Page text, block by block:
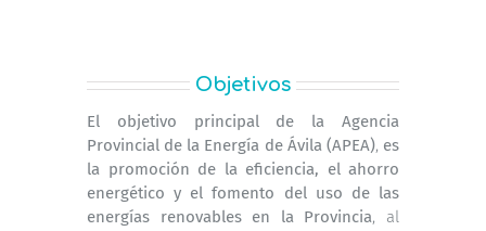
Objetivos
El objetivo principal de la Agencia
Provincial de la Energía de Ávila (APEA), es
la promoción de la eficiencia, el ahorro
energético y el fomento del uso de las
energías renovables en la Provincia, al